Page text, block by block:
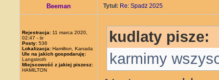
Beeman Tytuł: Re: Spadż 2025
Rejestracja: 11 marca 2020,
02:47 - śr
Posty: 536
Lokalizacja: Hamilton, Kanada
Ule na jakich gospodaruję:
Langstroth
Miejscowość z jakiej piszesz:
HAMILTON
kudlaty pisze:
karmimy